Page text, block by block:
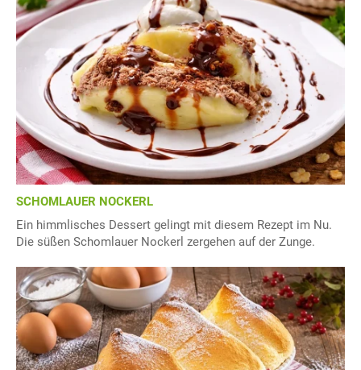
SCHOMLAUER NOCKERL
Ein himmlisches Dessert gelingt mit diesem Rezept im Nu.
Die süßen Schomlauer Nockerl zergehen auf der Zunge.